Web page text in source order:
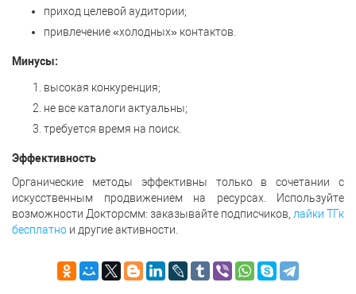
приход целевой аудитории;
привлечение «холодных» контактов.
Минусы:
высокая конкуренция;
не все каталоги актуальны;
требуется время на поиск.
Эффективность
Органические методы эффективны только в сочетании с
искусственным продвижением на ресурсах. Используйте
возможности Докторсмм: заказывайте подписчиков, лайки ТГк
бесплатно и другие активности.